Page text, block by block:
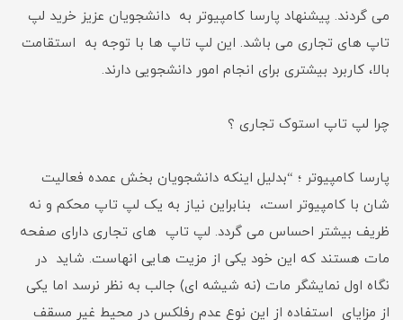
می گردند. پیشنهاد پارسا کامپیوتر به دانشجویان عزیز خرید لپ
تاپ های تجاری می باشد. این لپ تاپ ها با توجه به استقامت
بالا، کاربرد بیشتری برای انجام امور دانشجویی دارند.
چرا لپ تاپ استوک تجاری ؟
پارسا کامپیوتر ؛ “بدلیل اینکه دانشجویان بخش عمده فعالیت
شان با کامپیوتر است، بنابراین نیاز به یک لپ تاپ محکم و نه
ظریف بیشتر احساس می گردد. لپ تاپ های تجاری دارای صفحه
مات هستند که این خود یکی از مزیت هایی انهاست. شاید در
نگاه اول نمایشگر مات (نه شیشه ای) جالب به نظر نرسد اما یکی
از مزایای استفاده از این نوع عدم رفلکس در محیط غیر مسقف